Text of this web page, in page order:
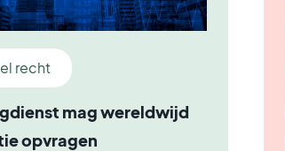
recht
mag wereldwijd
opvragen